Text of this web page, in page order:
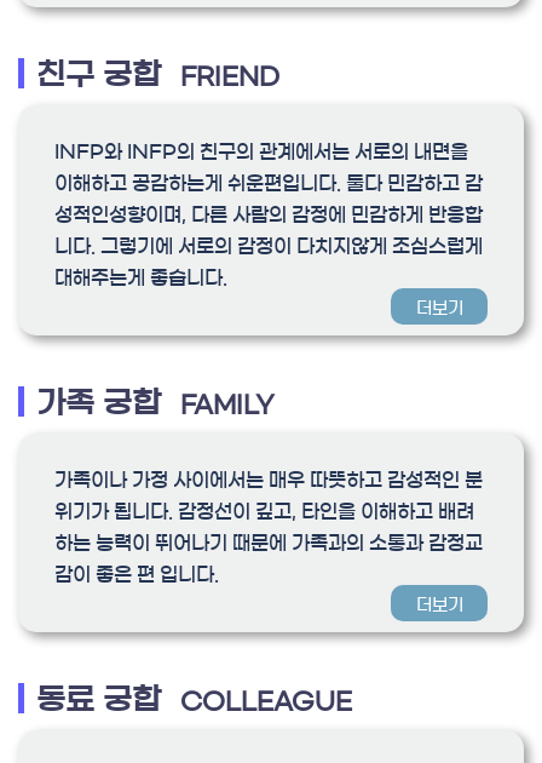
친구 궁합 FRIEND
INFP와 INFP의 친구의 관계에서는 서로의 내면을
이해하고 공감하는게 쉬운편입니다. 둘다 민감하고 감
성적인성향이며, 다른 사람의 감정에 민감하게 반응합
니다. 그렇기에 서로의 감정이 다치지않게 조심스럽게
대해주는게 좋습니다.
더보기
가족 궁합 FAMILY
가족이나 가정 사이에서는 매우 따뜻하고 감성적인 분
위기가 됩니다. 감정선이 깊고, 타인을 이해하고 배려
하는 능력이 뛰어나기 때문에 가족과의 소통과 감정교
감이 좋은 편 입니다.
더보기
동료 궁합 COLLEAGUE